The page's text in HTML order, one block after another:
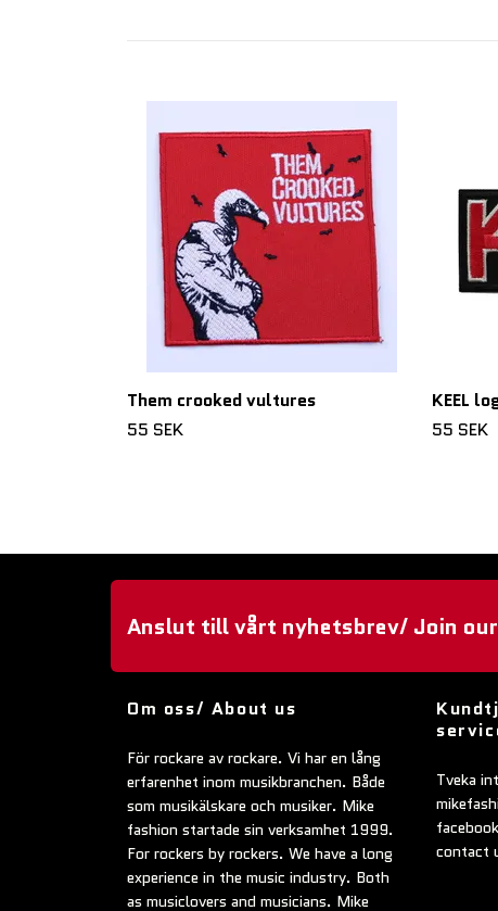
Them crooked vultures
55 SEK
KEEL
55 SEK
Anslut till vårt nyhetsbrev/ Join
Om oss/ About us
För rockare av rockare. Vi har en lång
erfarenhet inom musikbranchen. Både
som musikälskare och musiker. Mike
fashion startade sin verksamhet 1999.
For rockers by rockers. We have a long
experience in the music industry. Both
as musiclovers and musicians. Mike
Tveka
contact